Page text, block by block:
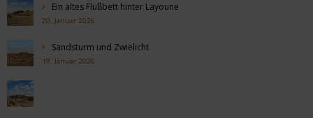
Ein altes Flußbett hinter Layoune
20. Januar 2026
Sandsturm und Zwielicht
19. Januar 2026